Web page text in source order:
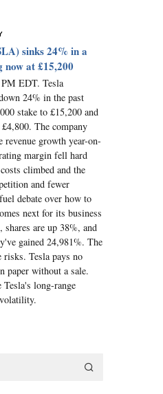
sinks 24% in a
at £15,200
EDT. Tesla
24% in the past
stake to £15,200 and
The company
revenue growth year-on-
margin fell hard
climbed and the
and fewer
debate over how to
next for its business
are up 38%, and
gained 24,981%. The
risks. Tesla pays no
paper without a sale.
Tesla's long-range